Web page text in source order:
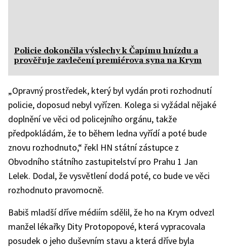
Policie dokončila výslechy k Čapímu hnízdu a
prověřuje zavlečení premiérova syna na Krym
„Opravný prostředek, který byl vydán proti rozhodnutí
policie, doposud nebyl vyřízen. Kolega si vyžádal nějaké
doplnění ve věci od policejního orgánu, takže
předpokládám, že to během ledna vyřídí a poté bude
znovu rozhodnuto,“ řekl HN státní zástupce z
Obvodního státního zastupitelství pro Prahu 1 Jan
Lelek. Dodal, že vysvětlení dodá poté, co bude ve věci
rozhodnuto pravomocně.
Babiš mladší dříve médiím sdělil, že ho na Krym odvezl
manžel lékařky Dity Protopopové, která vypracovala
posudek o jeho duševním stavu a která dříve byla